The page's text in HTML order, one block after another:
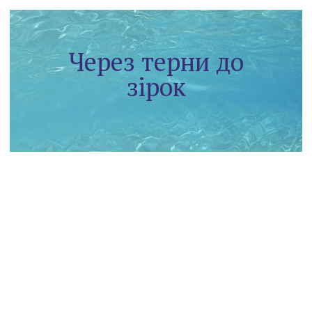
Через терни до
зірок